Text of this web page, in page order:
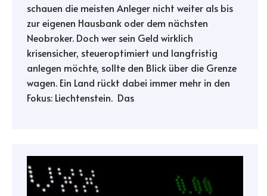
schauen die meisten Anleger nicht weiter als bis
zur eigenen Hausbank oder dem nächsten
Neobroker. Doch wer sein Geld wirklich
krisensicher, steueroptimiert und langfristig
anlegen möchte, sollte den Blick über die Grenze
wagen. Ein Land rückt dabei immer mehr in den
Fokus: Liechtenstein. Das